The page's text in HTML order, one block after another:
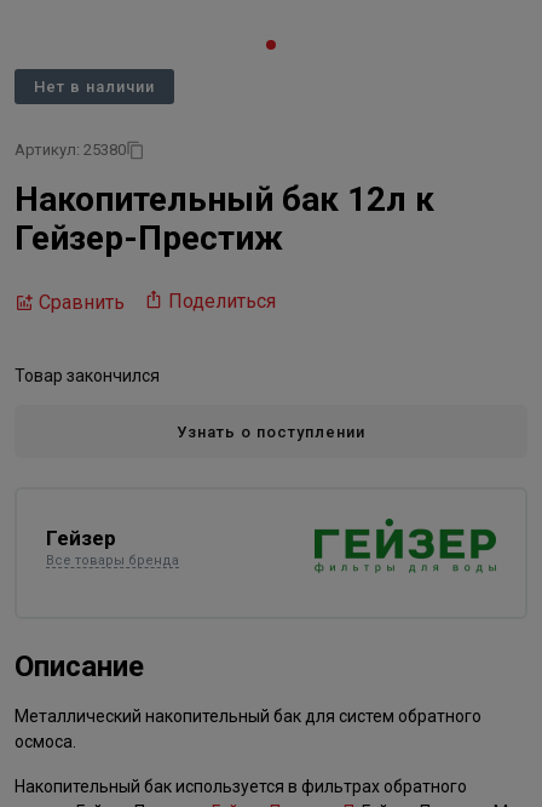
Нет в наличии
Артикул: 25380
Накопительный бак 12л к
Гейзер-Престиж
Сравнить Поделиться
Товар закончился
Узнать о поступлении
Гейзер
Все товары бренда
Описание
Металлический накопительный бак для систем обратного
осмоса.
Накопительный бак используется в фильтрах обратного